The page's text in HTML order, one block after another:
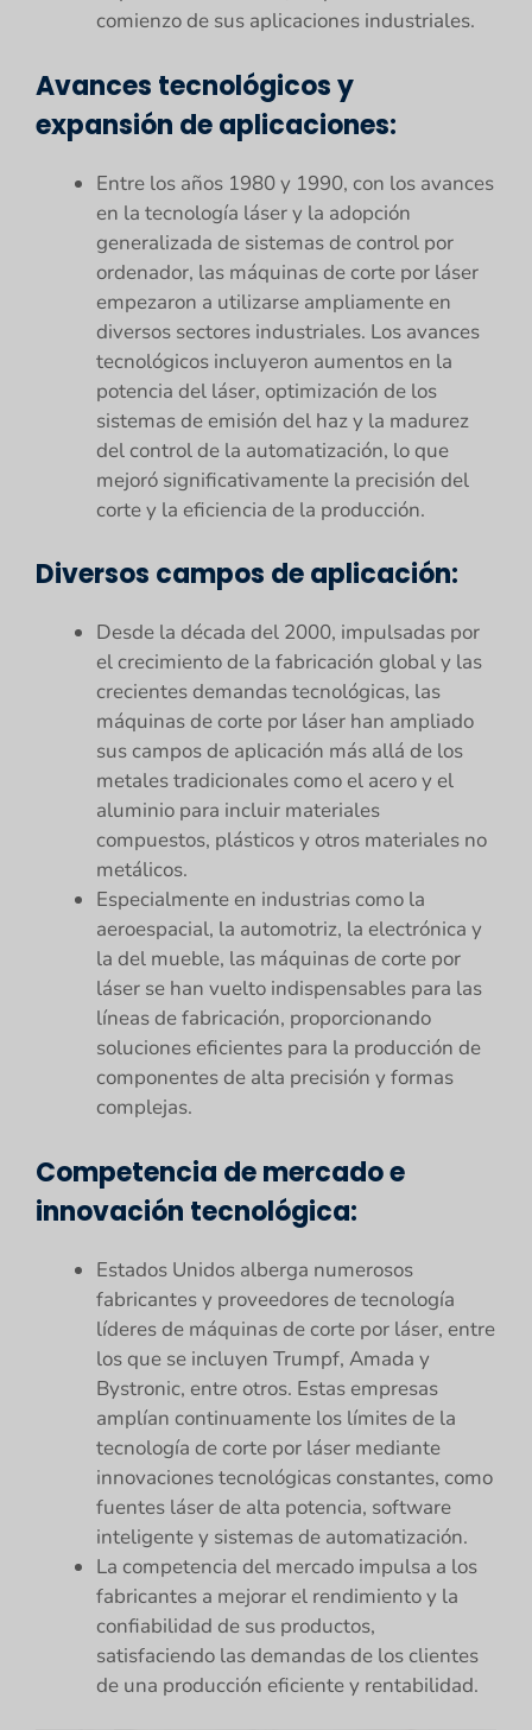
comienzo de sus aplicaciones industriales.
Avances tecnológicos y
expansión de aplicaciones:
Entre los años 1980 y 1990, con los avances
en la tecnología láser y la adopción
generalizada de sistemas de control por
ordenador, las máquinas de corte por láser
empezaron a utilizarse ampliamente en
diversos sectores industriales. Los avances
tecnológicos incluyeron aumentos en la
potencia del láser, optimización de los
sistemas de emisión del haz y la madurez
del control de la automatización, lo que
mejoró significativamente la precisión del
corte y la eficiencia de la producción.
Diversos campos de aplicación:
Desde la década del 2000, impulsadas por
el crecimiento de la fabricación global y las
crecientes demandas tecnológicas, las
máquinas de corte por láser han ampliado
sus campos de aplicación más allá de los
metales tradicionales como el acero y el
aluminio para incluir materiales
compuestos, plásticos y otros materiales no
metálicos.
Especialmente en industrias como la
aeroespacial, la automotriz, la electrónica y
la del mueble, las máquinas de corte por
láser se han vuelto indispensables para las
líneas de fabricación, proporcionando
soluciones eficientes para la producción de
componentes de alta precisión y formas
complejas.
Competencia de mercado e
innovación tecnológica:
Estados Unidos alberga numerosos
fabricantes y proveedores de tecnología
líderes de máquinas de corte por láser, entre
los que se incluyen Trumpf, Amada y
Bystronic, entre otros. Estas empresas
amplían continuamente los límites de la
tecnología de corte por láser mediante
innovaciones tecnológicas constantes, como
fuentes láser de alta potencia, software
inteligente y sistemas de automatización.
La competencia del mercado impulsa a los
fabricantes a mejorar el rendimiento y la
confiabilidad de sus productos,
satisfaciendo las demandas de los clientes
de una producción eficiente y rentabilidad.